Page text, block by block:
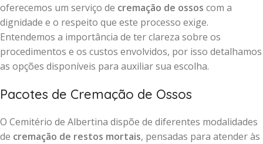
oferecemos um serviço de cremação de ossos com a
dignidade e o respeito que este processo exige.
Entendemos a importância de ter clareza sobre os
procedimentos e os custos envolvidos, por isso detalhamos
as opções disponíveis para auxiliar sua escolha.
Pacotes de Cremação de Ossos
O Cemitério de Albertina dispõe de diferentes modalidades
de cremação de restos mortais, pensadas para atender às